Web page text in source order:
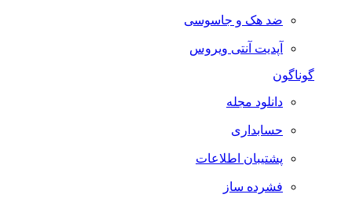
ضد هک و جاسوسی
آپدیت آنتی ویروس
گوناگون
دانلود مجله
حسابداری
پشتیبان اطلاعات
فشرده ساز